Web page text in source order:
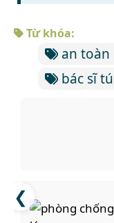
Từ khóa:
an
bác sĩ